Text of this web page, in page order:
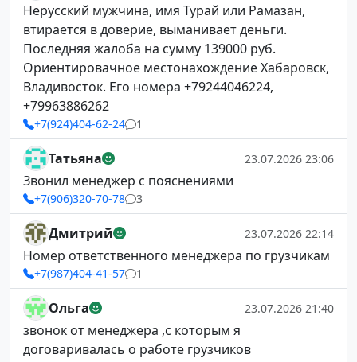
Нерусский мужчина, имя Турай или Рамазан,
втирается в доверие, выманивает деньги.
Последняя жалоба на сумму 139000 руб.
Ориентировачное местонахождение Хабаровск,
Владивосток. Его номера +79244046224,
+79963886262
+7(924)404-62-24 1
Татьяна 23.07.2026 23:06
Звонил менеджер с пояснениями
+7(906)320-70-78 3
Дмитрий 23.07.2026 22:14
Номер ответственного менеджера по грузчикам
+7(987)404-41-57 1
Ольга 23.07.2026 21:40
звонок от менеджера ,с которым я
договаривалась о работе грузчиков